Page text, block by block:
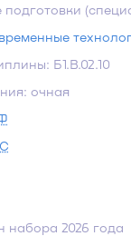
Б1.В.02.10
очная
набора 2026 года